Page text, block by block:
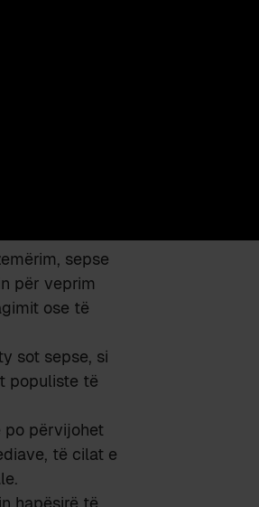
sepse
për veprim
ose të
sot sepse, si
populiste të
po përvijohet
të cilat e